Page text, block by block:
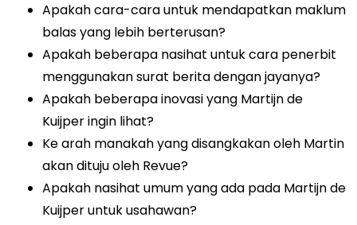
Apakah cara-cara untuk mendapatkan maklum
balas yang lebih berterusan?
Apakah beberapa nasihat untuk cara penerbit
menggunakan surat berita dengan jayanya?
Apakah beberapa inovasi yang Martijn de
Kuijper ingin lihat?
Ke arah manakah yang disangkakan oleh Martin
akan dituju oleh Revue?
Apakah nasihat umum yang ada pada Martijn de
Kuijper untuk usahawan?